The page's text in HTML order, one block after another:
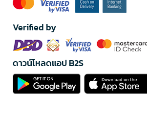
Verified by
ดาวน์โหลดแอป B2S